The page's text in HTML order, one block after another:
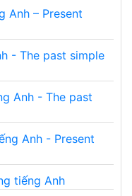
Anh – Present
- The past simple
Anh - The past
Anh - Present
tiếng Anh